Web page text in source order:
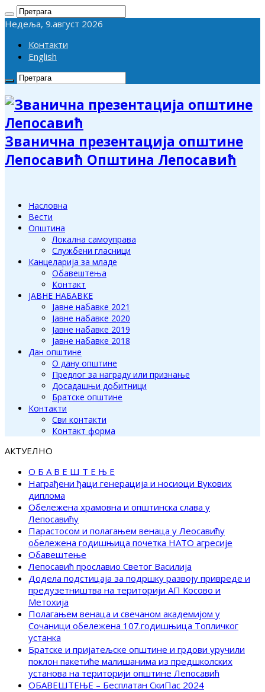
Недеља, 9.август 2026
Контакти
English
Званична презентација општине
Лепосавић Општина Лепосавић
Насловна
Вести
Општина
Локална самоуправа
Службени гласници
Канцеларија за младе
Обавештења
Контакт
ЈАВНЕ НАБАВКЕ
Јавне набавке 2021
Јавне набавке 2020
Јавне набавке 2019
Јавне набавке 2018
Дан општине
О дану општине
Предлог за награду или признање
Досадашњи добитници
Братске општине
Контакти
Сви контакти
Контакт форма
АКТУЕЛНО
О Б А В Е Ш Т Е Њ Е
Награђени ђаци генерација и носиоци Вукових
диплома
Обележена храмовна и општинска слава у
Лепосавићу
Парастосом и полагањем венаца у Леосавићу
обележена годишњица почетка НАТО агресије
Обавештење
Лепосавић прославио Светог Василија
Додела подстицаја за подршку развоју привреде и
предузетништва на територији АП Косово и
Метохија
Полагањем венаца и свечаном академијом у
Сочаници обележена 107.годишњица Топличког
устанка
Братске и пријатељске општине и грдови уручили
поклон пакетиће малишанима из предшколских
установа на територији општине Лепосавић
ОБАВЕШТЕЊЕ – Бесплатан СкиПас 2024